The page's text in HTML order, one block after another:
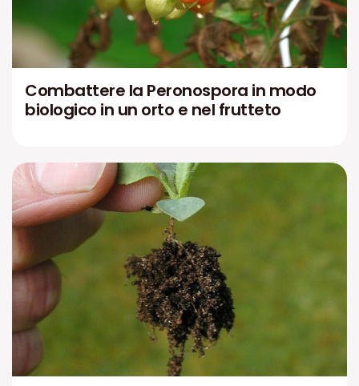
Combattere la Peronospora in modo
biologico in un orto e nel frutteto